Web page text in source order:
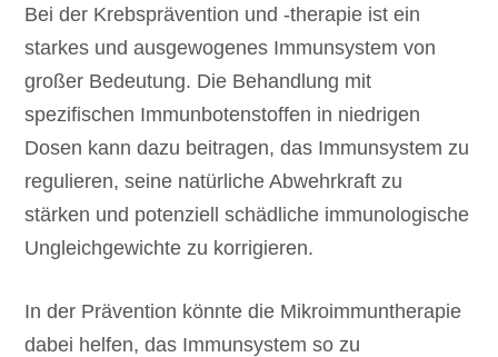
Bei der Krebsprävention und -therapie ist ein
starkes und ausgewogenes Immunsystem von
großer Bedeutung. Die Behandlung mit
spezifischen Immunbotenstoffen in niedrigen
Dosen kann dazu beitragen, das Immunsystem zu
regulieren, seine natürliche Abwehrkraft zu
stärken und potenziell schädliche immunologische
Ungleichgewichte zu korrigieren.
In der Prävention könnte die Mikroimmuntherapie
dabei helfen, das Immunsystem so zu